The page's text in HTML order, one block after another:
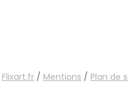
Flixart.fr / Mentions / Plan de